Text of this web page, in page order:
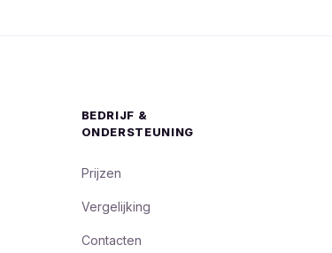
BEDRIJF &
ONDERSTEUNING
Prijzen
Vergelijking
Contacten